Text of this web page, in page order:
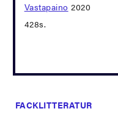
Vastapaino 2020
428s.
FACKLITTERATUR